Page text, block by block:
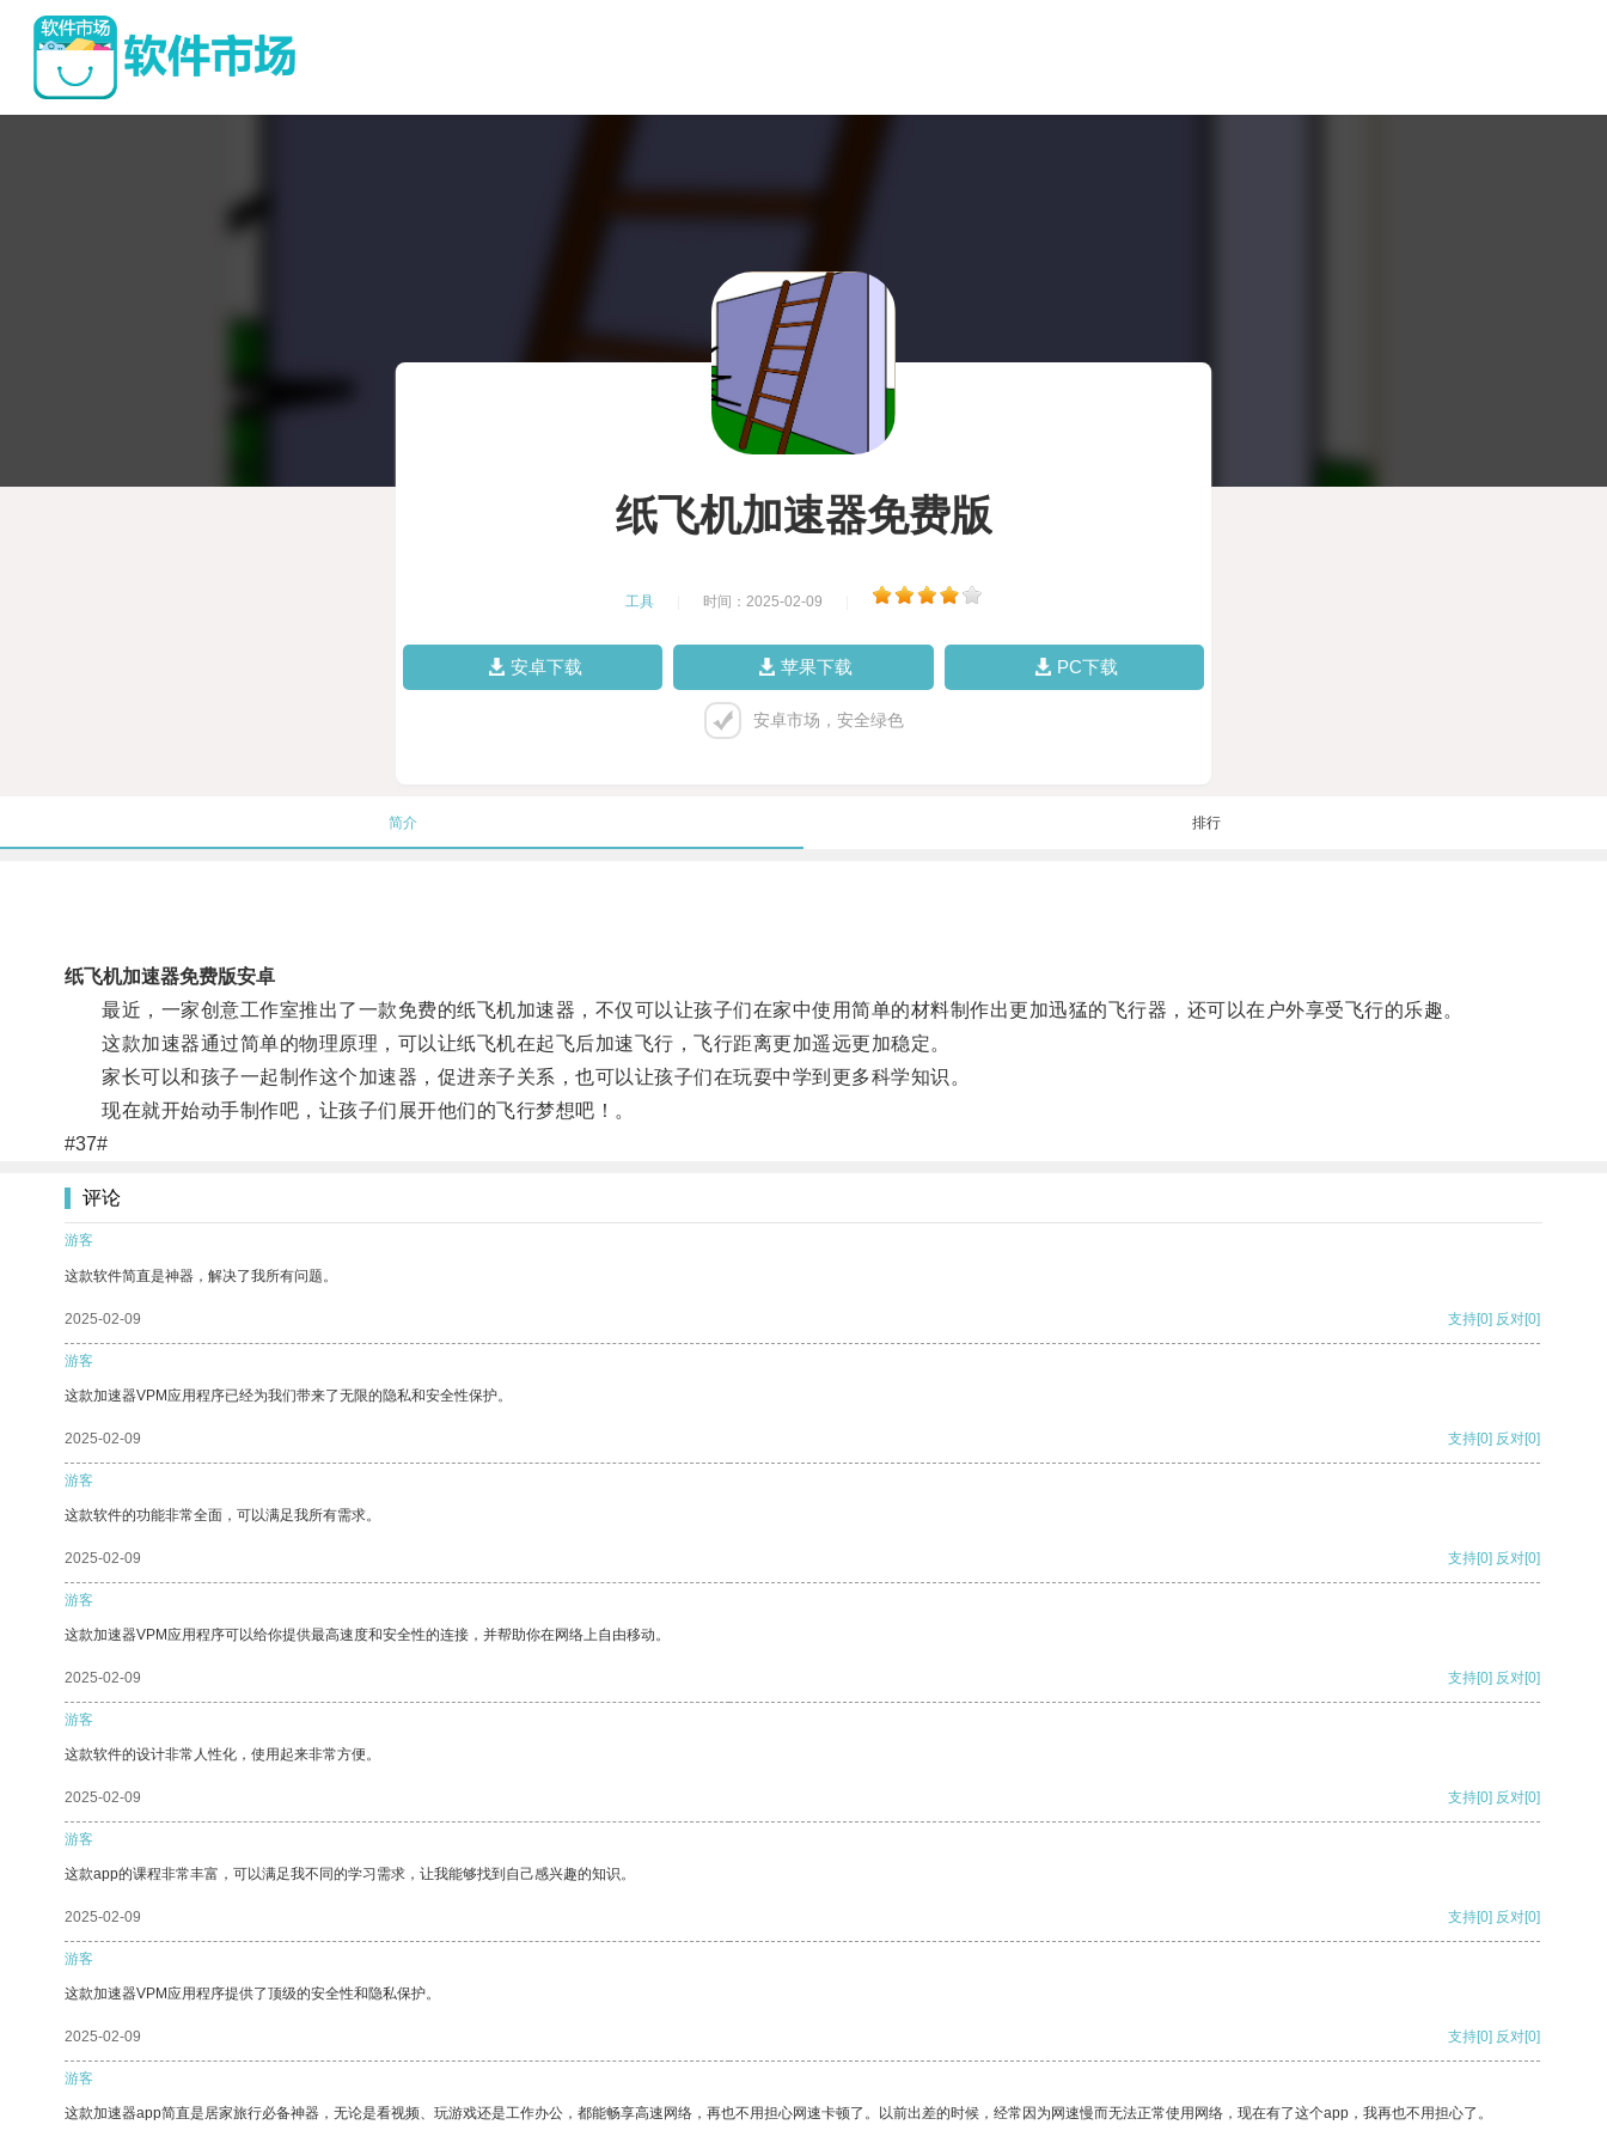
纸飞机加速器免费版
工具 时间：2025-02-09
安卓下载 苹果下载 PC下载
安卓市场，安全绿色
简介 排行
纸飞机加速器免费版安卓
最近，一家创意工作室推出了一款免费的纸飞机加速器，不仅可以让孩子们在家中使用简单的材料制作出更加迅猛的飞行器，还可以在户外享受飞行的乐趣。
这款加速器通过简单的物理原理，可以让纸飞机在起飞后加速飞行，飞行距离更加遥远更加稳定。
家长可以和孩子一起制作这个加速器，促进亲子关系，也可以让孩子们在玩耍中学到更多科学知识。
现在就开始动手制作吧，让孩子们展开他们的飞行梦想吧！。
#37#
评论
游客
这款软件简直是神器，解决了我所有问题。
2025-02-09 支持[0] 反对[0]
游客
这款加速器VPM应用程序已经为我们带来了无限的隐私和安全性保护。
2025-02-09 支持[0] 反对[0]
游客
这款软件的功能非常全面，可以满足我所有需求。
2025-02-09 支持[0] 反对[0]
游客
这款加速器VPM应用程序可以给你提供最高速度和安全性的连接，并帮助你在网络上自由移动。
2025-02-09 支持[0] 反对[0]
游客
这款软件的设计非常人性化，使用起来非常方便。
2025-02-09 支持[0] 反对[0]
游客
这款app的课程非常丰富，可以满足我不同的学习需求，让我能够找到自己感兴趣的知识。
2025-02-09 支持[0] 反对[0]
游客
这款加速器VPM应用程序提供了顶级的安全性和隐私保护。
2025-02-09 支持[0] 反对[0]
游客
这款加速器app简直是居家旅行必备神器，无论是看视频、玩游戏还是工作办公，都能畅享高速网络，再也不用担心网速卡顿了。以前出差的时候，经常因为网速慢而无法正常使用网络，现在有了这个app，我再也不用担心了。